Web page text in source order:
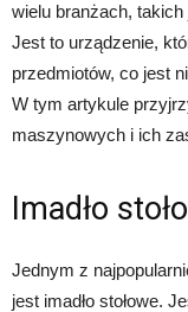
wielu branżach, takich
Jest to urządzenie,
przedmiotów, co jest
W tym artykule
maszynowych i ich
Imadło
Jednym z
jest imadło stołowe.